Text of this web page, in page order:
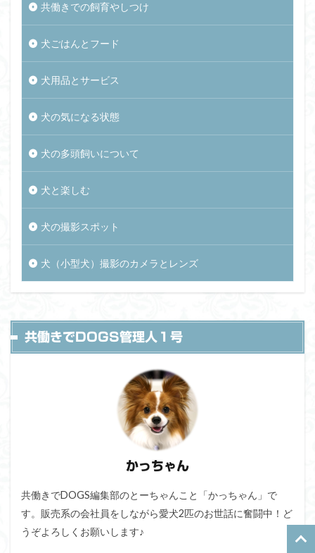
共働きでの飼育やしつけ
犬ごはんとフード
犬用品とサービス
犬の気になる状態
犬の多頭飼いについて
犬と楽しむ
犬の撮影スポット
犬（小型犬）撮影のカメラとレンズ
共働きでDOGS管理人１号
かっちゃん
共働きでDOGS編集部のとーちゃんこと「かっちゃん」で
す。販売系の会社員をしながら愛犬2匹のお世話に奮闘中！ど
うぞよろしくお願いします♪